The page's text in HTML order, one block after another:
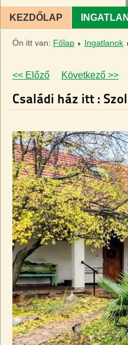
KEZDŐLAP
Ön itt van: Főlap Ingatlanok
<< Előző Következő >>
Családi ház itt :